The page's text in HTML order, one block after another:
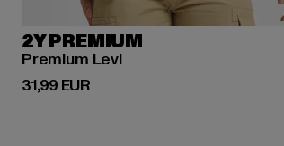
2Y PREMIUM
Premium Levi
31,99 EUR
Ajankohtainen hinta: 31,99 EUR